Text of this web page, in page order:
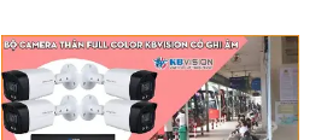
yên tâm khi giám sát ngôi nhà của
mình